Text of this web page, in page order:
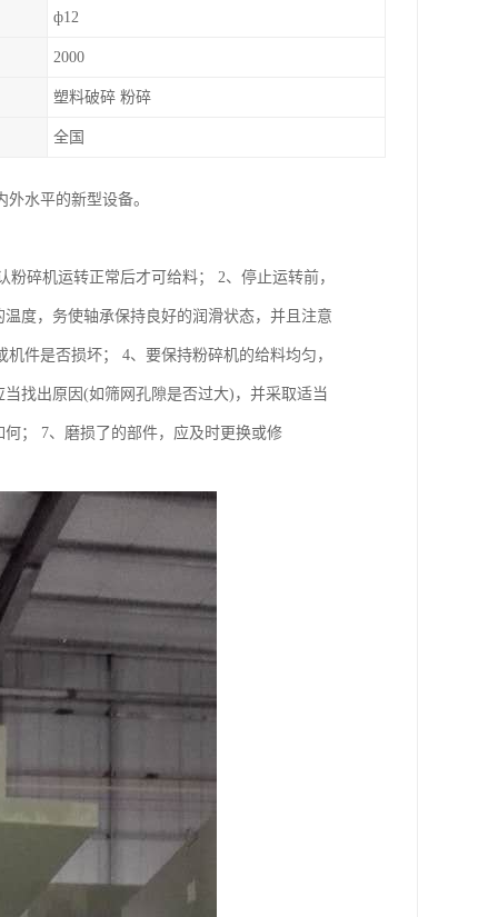
ф12
2000
塑料破碎 粉碎
全国
水平的新型设备。
碎机运转正常后才可给料； 2、停止运转前，
度，务使轴承保持良好的润滑状态，并且注意
件是否损坏； 4、要保持粉碎机的给料均匀，
找出原因(如筛网孔隙是否过大)，并采取适当
； 7、磨损了的部件，应及时更换或修